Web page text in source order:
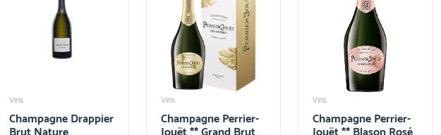
Vins
Champagne Drappier
Vins
Champagne Perrier-
Vins
Champagne Perrier-